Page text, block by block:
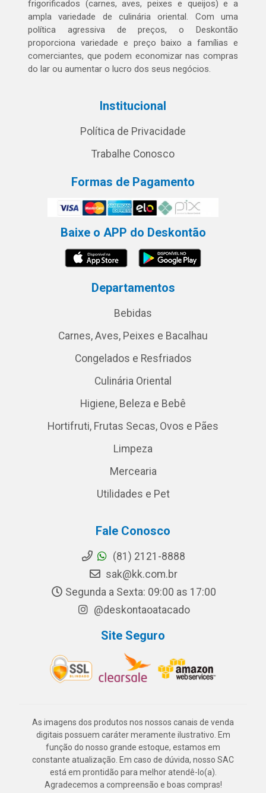
frigorificados (carnes, aves, peixes e queijos) e a
ampla variedade de culinária oriental. Com uma
política agressiva de preços, o Deskontão
proporciona variedade e preço baixo a famílias e
comerciantes, que podem economizar nas compras
do lar ou aumentar o lucro dos seus negócios.
Institucional
Política de Privacidade
Trabalhe Conosco
Formas de Pagamento
Baixe o APP do Deskontão
Departamentos
Bebidas
Carnes, Aves, Peixes e Bacalhau
Congelados e Resfriados
Culinária Oriental
Higiene, Beleza e Bebê
Hortifruti, Frutas Secas, Ovos e Pães
Limpeza
Mercearia
Utilidades e Pet
Fale Conosco
(81) 2121-8888
sak@kk.com.br
Segunda a Sexta: 09:00 as 17:00
@deskontaoatacado
Site Seguro
As imagens dos produtos nos nossos canais de venda
digitais possuem caráter meramente ilustrativo. Em
função do nosso grande estoque, estamos em
constante atualização. Em caso de dúvida, nosso SAC
está em prontidão para melhor atendê-lo(a).
Agradecemos a compreensão e boas compras!